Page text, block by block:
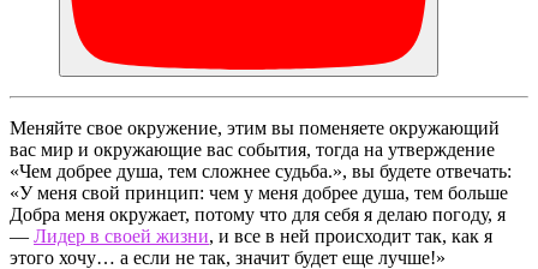
Меняйте свое окружение, этим вы поменяете окружающий
вас мир и окружающие вас события, тогда на утверждение
«Чем добрее душа, тем сложнее судьба.», вы будете отвечать:
«У меня свой принцип: чем у меня добрее душа, тем больше
Добра меня окружает, потому что для себя я делаю погоду, я
— Лидер в своей жизни, и все в ней происходит так, как я
этого хочу… а если не так, значит будет еще лучше!»